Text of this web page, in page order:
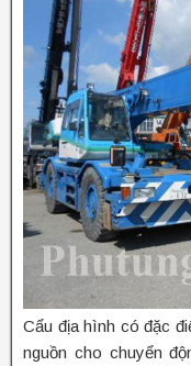
Cẩu địa hình có đặc
nguồn cho chuyển